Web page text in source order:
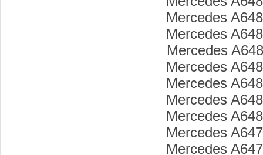
Mercedes
Mercedes
Mercedes
Mercedes
Mercedes
Mercedes
Mercedes
Mercedes
Mercedes